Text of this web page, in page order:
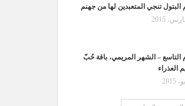
البتول تنجي المتعبدين لها من جهنم
التاسع – الشهر المريمي، باقة حُبّ
العذراء